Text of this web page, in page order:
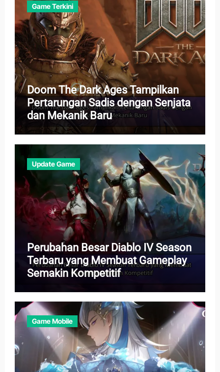
Game Terkini
Doom The Dark Ages Tampilkan
Pertarungan Sadis dengan Senjata
dan Mekanik Baru
Update Game
Perubahan Besar Diablo IV Season
Terbaru yang Membuat Gameplay
Semakin Kompetitif
Game Mobile